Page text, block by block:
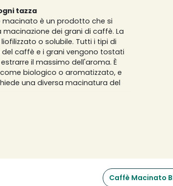
tazza
macinato è un prodotto che si
dei grani di caffè. La
o solubile. Tutti i tipi di
caffè e i grani vengono tostati
il massimo dell'aroma. È
biologico o aromatizzato, e
una diversa macinatura del
diluito, mentre una macinatura
Caffè Macinato